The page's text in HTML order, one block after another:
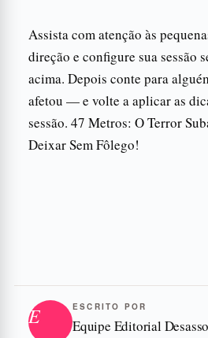
Assista com atenção às
direção e configure sua sessão
acima. Depois conte para
afetou — e volte a aplicar as
sessão. 47 Metros: O Terror
Deixar Sem Fôlego!
E ESCRITO POR
Equipe Editorial